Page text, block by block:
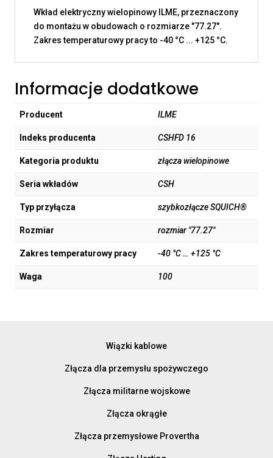
Wkład elektryczny wielopinowy ILME, przeznaczony
do montażu w obudowach o rozmiarze "77.27".
Zakres temperaturowy pracy to -40 °C ... +125 °C.
Informacje dodatkowe
Producent ILME
Indeks producenta CSHFD 16
Kategoria produktu złącza wielopinowe
Seria wkładów CSH
Typ przyłącza szybkozłącze SQUICH®
Rozmiar rozmiar "77.27"
Zakres temperaturowy pracy -40 °C … +125 °C
Waga 100
Wiązki kablowe
Złącza dla przemysłu spożywczego
Złącza militarne wojskowe
Złącza okrągłe
Złącza przemysłowe Provertha